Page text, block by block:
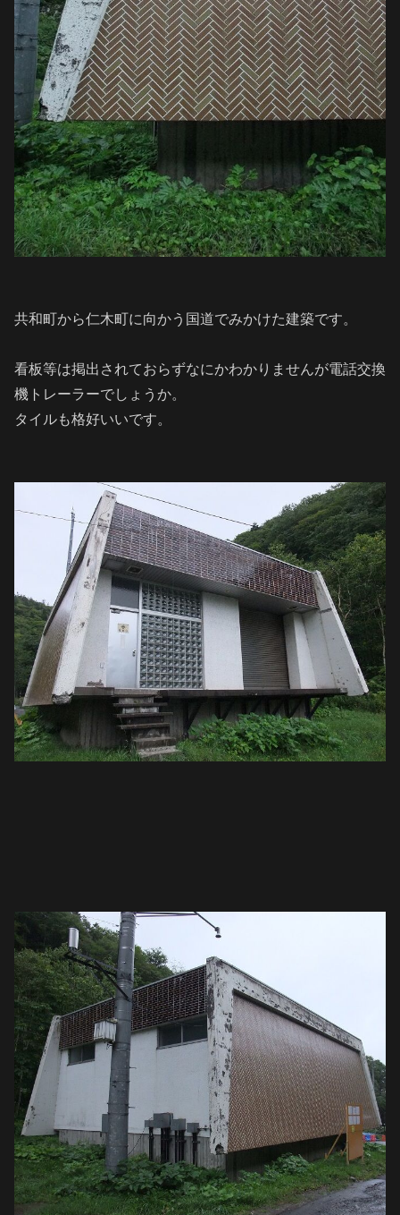
共和町から仁木町に向かう国道でみかけた建築です。
看板等は掲出されておらずなにかわかりませんが電話交換
機トレーラーでしょうか。
タイルも格好いいです。